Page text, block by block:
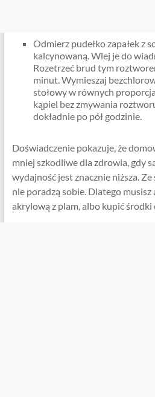
Odmierz pudełko zapałek z
kalcynowaną. Wlej je do
Rozetrzeć brud tym
minut. Wymieszaj
stołowy w równych
kąpiel bez zmywania
dokładnie po pół godzinie.
Doświadczenie pokazuje, że
mniej szkodliwe dla zdrowia, gdy
wydajność jest znacznie niższa.
nie poradzą sobie. Dlatego
akrylową z plam, albo kupić środki